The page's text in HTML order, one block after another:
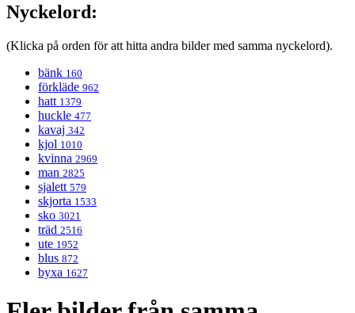
Nyckelord:
(Klicka på orden för att hitta andra bilder med samma nyckelord).
bänk 160
förkläde 962
hatt 1379
huckle 477
kavaj 342
kjol 1010
kvinna 2969
man 2825
sjalett 579
skjorta 1533
sko 3021
träd 2516
ute 1952
blus 872
byxa 1627